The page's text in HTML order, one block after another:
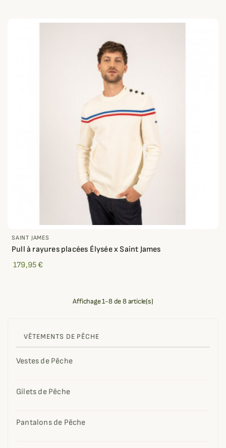
VÊTEMENTS DE PÊCHE
Vestes de Pêche
Gilets de Pêche
Pantalons de Pêche
SAINT JAMES
Pull à rayures placées Élysée x Saint James
179,95 €
Affichage 1-8 de 8 article(s)